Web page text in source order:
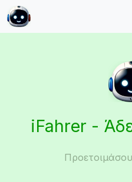
iFahrer -